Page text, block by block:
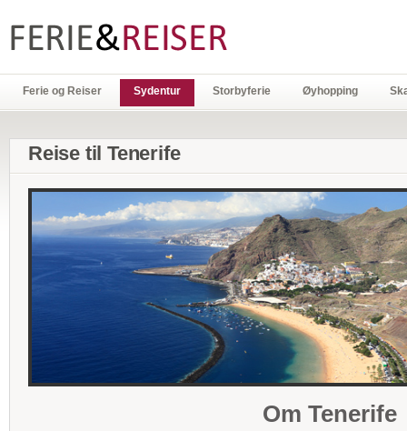
Ferie og Reiser Sydentur Storbyferie Øyhopping
Reise til Tenerife
Om Tenerife